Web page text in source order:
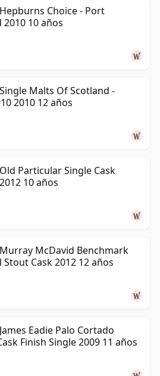
Choice - Port
2010 10 años
Malts Of Scotland -
2010 12 años
Particular Single Cask
10 años
McDavid Benchmark
Cask 2012 12 años
Eadie Palo Cortado
Finish Single 2009 11 años